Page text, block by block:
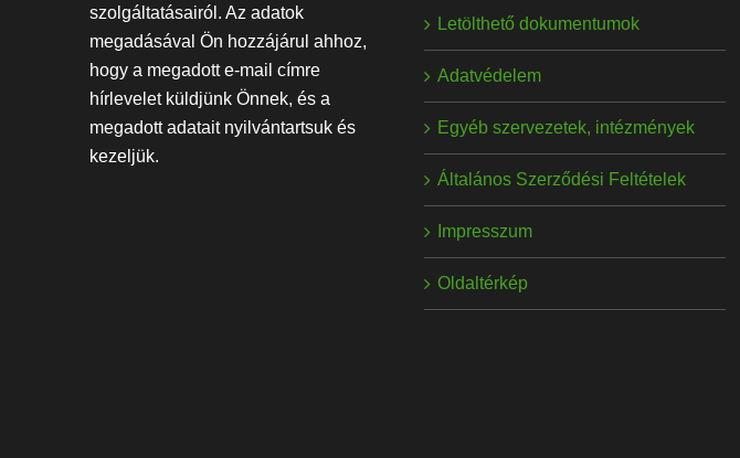
szolgáltatásairól. Az adatok
megadásával Ön hozzájárul ahhoz,
hogy a megadott e-mail címre
hírlevelet küldjünk Önnek, és a
megadott adatait nyilvántartsuk és
kezeljük.
Letölthető dokumentumok
Adatvédelem
Egyéb szervezetek, intézmények
Általános Szerződési Feltételek
Impresszum
Oldaltérkép